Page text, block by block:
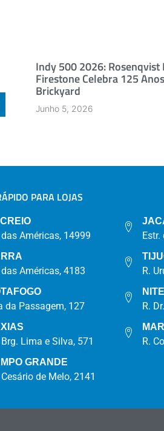
Indy 500 2026: Rosenqvist
Firestone Celebra 125
Brickyard
Junho 5, 2026
PARA LOJAS
das Américas, 14999
das Américas, 4183
da Passagem, 127
Brg. Lima e Silva, 571
GRANDE
de Melo, 2141
R.
R.
R.